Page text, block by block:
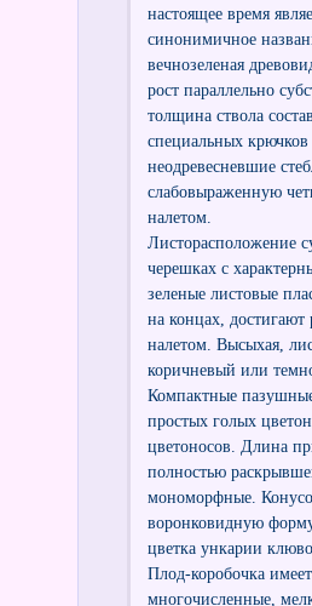
настоящее время
синонимичное
вечнозеленая
рост параллельно
толщина ствола
специальных
неодревесневшие
слабовыраженную
налетом.
Листорасположение
черешках с
зеленые листовые
на концах,
налетом. Высыхая,
коричневый или
Компактные
простых голых
цветоносов. Длина
полностью
мономорфные.
воронковидную
цветка ункарии
Плод-коробочка
многочисленные,